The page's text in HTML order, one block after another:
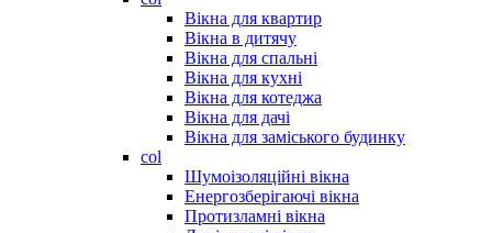
Вікна для квартир
Вікна в дитячу
Вікна для спальні
Вікна для кухні
Вікна для котеджа
Вікна для дачі
Вікна для заміського будинку
col
Шумоізоляційні вікна
Енергозберігаючі вікна
Протизламні вікна